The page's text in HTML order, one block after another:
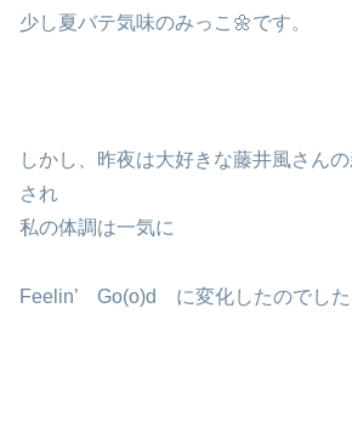
少し夏バテ気味のみっこ🌼です。
しかし、昨夜は大好きな藤井風さん
され
私の体調は一気に
Feelin’ Go(o)d に変化したのでした